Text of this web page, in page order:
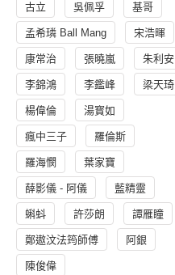
古立 吳佩孚 基哥
孟希璘 Ball Mang 宋浩暉
康常治 張曉嵐 朱利安
李錦鴻 李鑑峰 梁天琦
楊偉倫 湯寳如
瘋中三子 羅倫斯
羅海憫 葉家寶
薛影儀 - 阿儀 藍精靈
蝌蚪 許莎朗 譚雁瞳
鄭遨汶法筠師傅 阿銀
陳俊偉